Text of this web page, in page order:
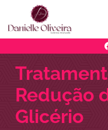
Redução
Glicério